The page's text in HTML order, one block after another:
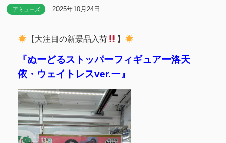
アミューズ 2025年10月24日
【大注目の新景品入荷 】
『ぬーどるストッパーフィギュアー洛天
依・ウェイトレスver.ー』